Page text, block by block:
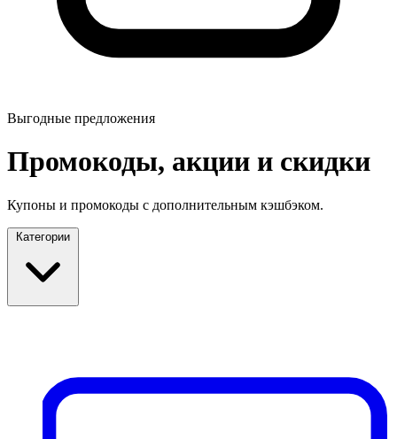
Выгодные предложения
Промокоды, акции и скидки
Купоны и промокоды с дополнительным кэшбэком.
Категории